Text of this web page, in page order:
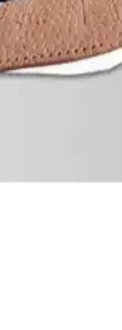
fırça tipleriyle
kullanım sunar.
şık bir deneyim sağlar.
ve Deri Çelik